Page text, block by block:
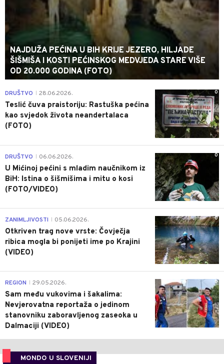
NAJDUŽA PEĆINA U BIH KRIJE JEZERO, HILJADE
ŠIŠMIŠA I KOSTI PEĆINSKOG MEDVJEDA STARE VIŠE
OD 20.000 GODINA (FOTO)
0
DRUŠTVO 28.06.2026.
Teslić čuva praistoriju: Rastuška pećina
kao svjedok života neandertalaca
(FOTO)
0
DRUŠTVO 06.06.2026.
U Mićinoj pećini s mladim naučnikom iz
BiH: Istina o šišmišima i mitu o kosi
(FOTO/VIDEO)
0
ZANIMLJIVOSTI 05.06.2026.
Otkriven trag nove vrste: Čovječja
ribica mogla bi ponijeti ime po Krajini
(VIDEO)
0
REGION 29.05.2026.
Sam među vukovima i šakalima:
Nevjerovatna reportaža o jedinom
stanovniku zaboravljenog zaseoka u
Dalmaciji (VIDEO)
MONDO U SLOVENIJI